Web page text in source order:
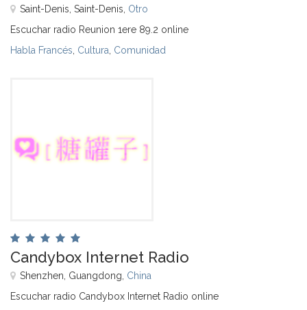
Saint-Denis, Saint-Denis, Otro
Escuchar radio Reunion 1ere 89.2 online
Habla Francés Cultura Comunidad
Candybox Internet Radio
Shenzhen, Guangdong, China
Escuchar radio Candybox Internet Radio online